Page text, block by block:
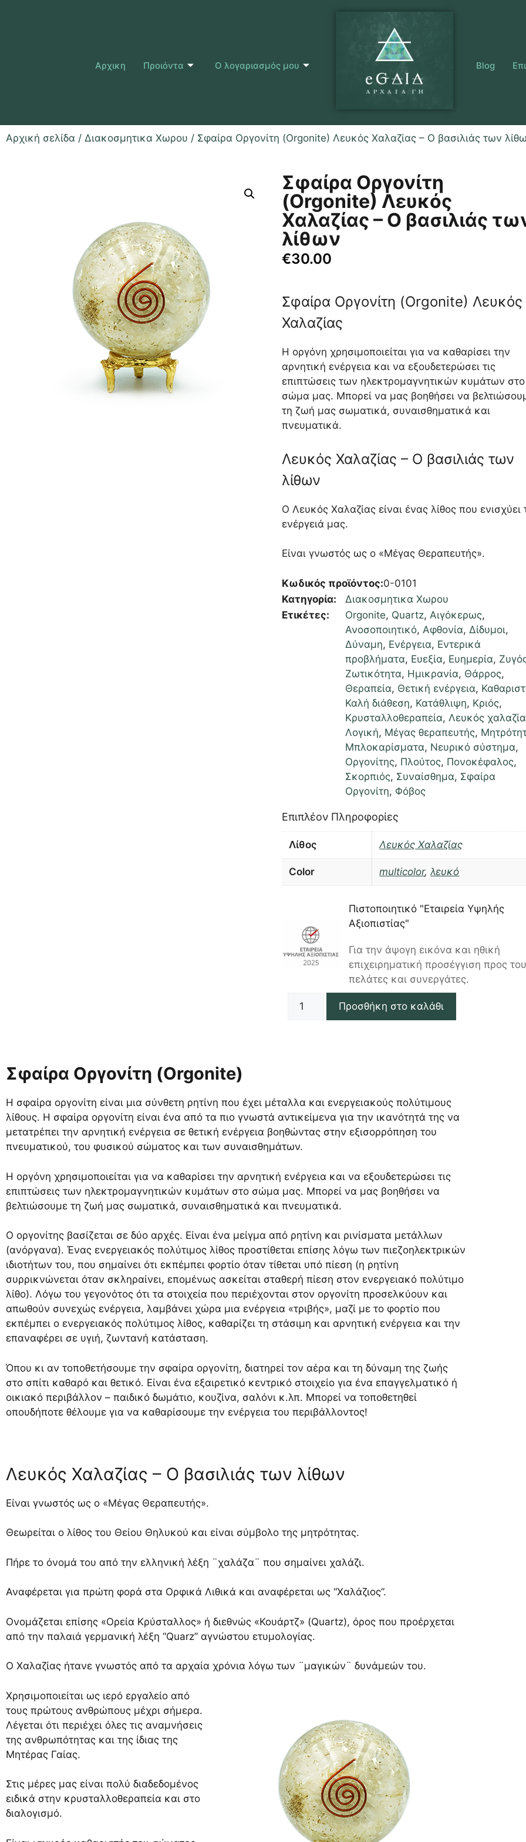
Αρχικη Προιόντα Ο λογαριασμός μου Blog
Αρχική σελίδα / Διακοσμητικα Χωρου / Σφαίρα Οργονίτη (Orgonite) Λευκός Χαλαζίας – Ο βασιλιάς των
Σφαίρα Οργονίτη
(Orgonite) Λευκός
Χαλαζίας – Ο βασιλιάς
λίθων
€30.00
Σφαίρα Οργονίτη (Orgonite) Λευκός
Χαλαζίας
Η οργόνη χρησιμοποιείται για να καθαρίσει την
αρνητική ενέργεια και να εξουδετερώσει τις
επιπτώσεις των ηλεκτρομαγνητικών κυμάτων στο
σώμα μας. Μπορεί να μας βοηθήσει να
τη ζωή μας σωματικά, συναισθηματικά και
πνευματικά.
Λευκός Χαλαζίας – Ο βασιλιάς των
λίθων
Ο Λευκός Χαλαζίας είναι ένας λίθος που ενισχύει
ενέργειά μας.
Είναι γνωστός ως ο «Μέγας Θεραπευτής».
Κωδικός προϊόντος:0-0101
Κατηγορία:
Διακοσμητικα Χωρου
Ετικέτες:
Orgonite, Quartz, Αιγόκερως,
Ανοσοποιητικό, Αφθονία, Δίδυμοι,
Δύναμη, Ενέργεια, Εντερικά
προβλήματα, Ευεξία, Ευημερία,
Ζωτικότητα, Ημικρανία, Θάρρος,
Θεραπεία, Θετική ενέργεια,
Καλή διάθεση, Κατάθλιψη, Κριός,
Κρυσταλλοθεραπεία, Λευκός
Λογική, Μέγας θεραπευτής,
Μπλοκαρίσματα, Νευρικό σύστημα,
Οργονίτης, Πλούτος, Πονοκέφαλος,
Σκορπιός, Συναίσθημα, Σφαίρα
Οργονίτη, Φόβος
Επιπλέον Πληροφορίες
Λίθος Λευκός Χαλαζίας
Color multicolor,λευκό
Πιστοποιητικό "Εταιρεία Υψηλής
Αξιοπιστίας"
Για την άψογη εικόνα και ηθική
επιχειρηματική προσέγγιση προς
πελάτες και συνεργάτες.
Προσθήκη στο καλάθι
Σφαίρα Οργονίτη (Orgonite)
H σφαίρα οργονίτη είναι μια σύνθετη ρητίνη που έχει μέταλλα και ενεργειακούς πολύτιμους
λίθους. H σφαίρα οργονίτη είναι ένα από τα πιο γνωστά αντικείμενα για την ικανότητά της να
μετατρέπει την αρνητική ενέργεια σε θετική ενέργεια βοηθώντας στην εξισορρόπηση του
πνευματικού, του φυσικού σώματος και των συναισθημάτων.
Η οργόνη χρησιμοποιείται για να καθαρίσει την αρνητική ενέργεια και να εξουδετερώσει τις
επιπτώσεις των ηλεκτρομαγνητικών κυμάτων στο σώμα μας. Μπορεί να μας βοηθήσει να
βελτιώσουμε τη ζωή μας σωματικά, συναισθηματικά και πνευματικά.
Ο οργονίτης βασίζεται σε δύο αρχές. Είναι ένα μείγμα από ρητίνη και ρινίσματα μετάλλων
(ανόργανα). Ένας ενεργειακός πολύτιμος λίθος προστίθεται επίσης λόγω των πιεζοηλεκτρικών
ιδιοτήτων του, που σημαίνει ότι εκπέμπει φορτίο όταν τίθεται υπό πίεση (η ρητίνη
συρρικνώνεται όταν σκληραίνει, επομένως ασκείται σταθερή πίεση στον ενεργειακό πολύτιμο
λίθο). Λόγω του γεγονότος ότι τα στοιχεία που περιέχονται στον οργονίτη προσελκύουν και
απωθούν συνεχώς ενέργεια, λαμβάνει χώρα μια ενέργεια «τριβής», μαζί με το φορτίο που
εκπέμπει ο ενεργειακός πολύτιμος λίθος, καθαρίζει τη στάσιμη και αρνητική ενέργεια και την
επαναφέρει σε υγιή, ζωντανή κατάσταση.
Όπου κι αν τοποθετήσουμε την σφαίρα οργονίτη, διατηρεί τον αέρα και τη δύναμη της ζωής
στο σπίτι καθαρό και θετικό. Είναι ένα εξαιρετικό κεντρικό στοιχείο για ένα επαγγελματικό ή
οικιακό περιβάλλον – παιδικό δωμάτιο, κουζίνα, σαλόνι κ.λπ. Μπορεί να τοποθετηθεί
οπουδήποτε θέλουμε για να καθαρίσουμε την ενέργεια του περιβάλλοντος!
Λευκός Χαλαζίας – Ο βασιλιάς των λίθων
Είναι γνωστός ως ο «Μέγας Θεραπευτής».
Θεωρείται ο λίθος του Θείου Θηλυκού και είναι σύμβολο της μητρότητας.
Πήρε το όνομά του από την ελληνική λέξη ¨χαλάζα¨ που σημαίνει χαλάζι.
Αναφέρεται για πρώτη φορά στα Ορφικά Λιθικά και αναφέρεται ως “Χαλάζιος”.
Ονομάζεται επίσης «Ορεία Κρύσταλλος» ή διεθνώς «Κουάρτζ» (Quartz), όρος που προέρχεται
από την παλαιά γερμανική λέξη “Quarz” αγνώστου ετυμολογίας.
Ο Χαλαζίας ήτανε γνωστός από τα αρχαία χρόνια λόγω των ¨μαγικών¨ δυνάμεών του.
Χρησιμοποιείται ως ιερό εργαλείο από
τους πρώτους ανθρώπους μέχρι σήμερα.
Λέγεται ότι περιέχει όλες τις αναμνήσεις
της ανθρωπότητας και της ίδιας της
Μητέρας Γαίας.
Στις μέρες μας είναι πολύ διαδεδομένος
ειδικά στην κρυσταλλοθεραπεία και στο
διαλογισμό.